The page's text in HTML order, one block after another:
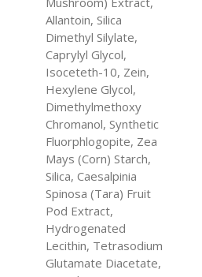
Allantoin, Silica
Dimethyl Silylate,
Caprylyl Glycol,
Isoceteth-10, Zein,
Hexylene Glycol,
Dimethylmethoxy
Chromanol, Synthetic
Fluorphlogopite, Zea
Mays (Corn) Starch,
Silica, Caesalpinia
Spinosa (Tara) Fruit
Pod Extract,
Hydrogenated
Lecithin, Tetrasodium
Glutamate Diacetate,